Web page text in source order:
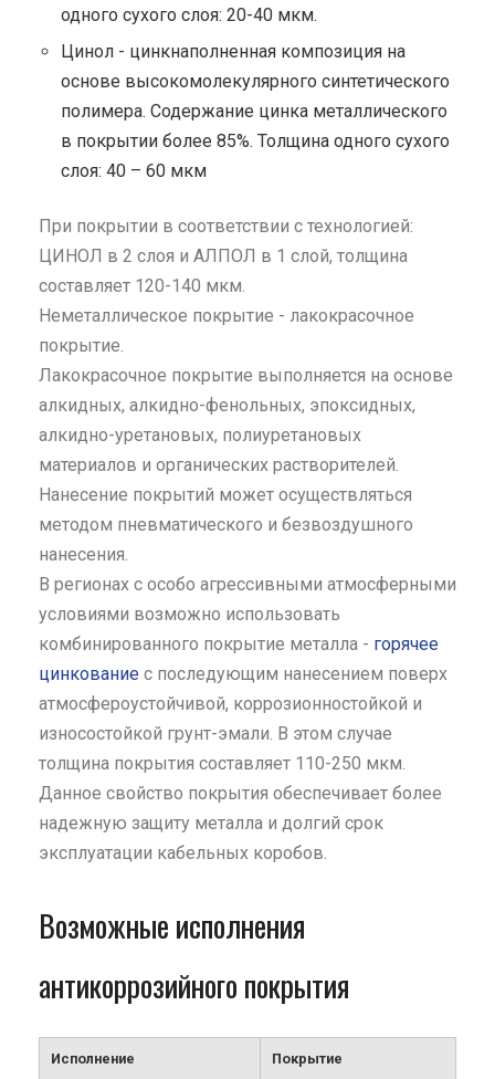
одного сухого слоя: 20-40 мкм.
Цинол - цинкнаполненная композиция на
основе высокомолекулярного синтетического
полимера. Содержание цинка металлического
в покрытии более 85%. Толщина одного сухого
слоя: 40 – 60 мкм
При покрытии в соответствии с технологией:
ЦИНОЛ в 2 слоя и АЛПОЛ в 1 слой, толщина
составляет 120-140 мкм.
Неметаллическое покрытие - лакокрасочное
покрытие.
Лакокрасочное покрытие выполняется на основе
алкидных, алкидно-фенольных, эпоксидных,
алкидно-уретановых, полиуретановых
материалов и органических растворителей.
Нанесение покрытий может осуществляться
методом пневматического и безвоздушного
нанесения.
В регионах с особо агрессивными атмосферными
условиями возможно использовать
комбинированного покрытие металла - горячее
цинкование с последующим нанесением поверх
атмосфероустойчивой, коррозионностойкой и
износостойкой грунт-эмали. В этом случае
толщина покрытия составляет 110-250 мкм.
Данное свойство покрытия обеспечивает более
надежную защиту металла и долгий срок
эксплуатации кабельных коробов.
Возможные исполнения
антикоррозийного покрытия
Исполнение Покрытие